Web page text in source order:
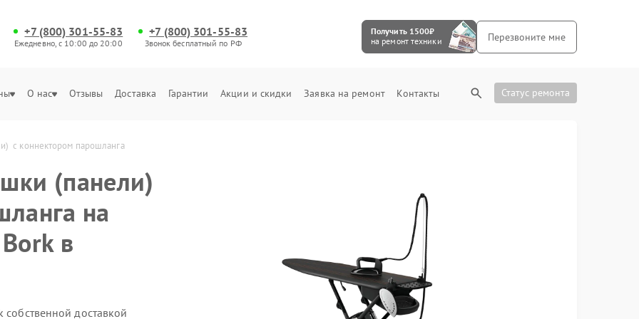
+7 (800) 301-55-83
Ежедневно, с 10:00 до 20:00
+7 (800) 301-55-83
Звонок бесплатный по РФ
Получить 1500₽
на ремонт техники
Перезвоните мне
О нас Отзывы Доставка Гарантии Акции и скидки Заявка на ремонт Контакты Статус ремонта
с коннектором парошланга
(панели)
на
в
собственной доставкой